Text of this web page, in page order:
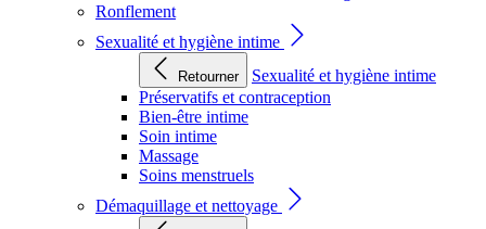
Ronflement
Sexualité et hygiène intime
Retourner
Sexualité et hygiène intime
Préservatifs et contraception
Bien-être intime
Soin intime
Massage
Soins menstruels
Démaquillage et nettoyage